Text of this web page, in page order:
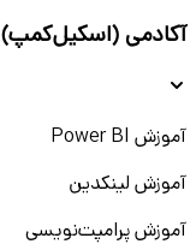
آکادمی (اسکیل‌کمپ)
آموزش Power BI
آموزش لینکدین
آموزش پرامپت‌نویسی